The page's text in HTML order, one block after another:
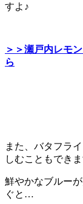
すよ♪
＞＞瀬戸内レモ
ら
また、バタフラ
しむこともでき
鮮やかなブルー
ぐと…